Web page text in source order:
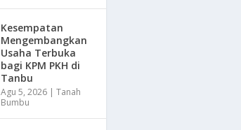
Kesempatan
Mengembangkan
Usaha Terbuka
bagi KPM PKH di
Tanbu
Agu 5, 2026| Tanah
Bumbu